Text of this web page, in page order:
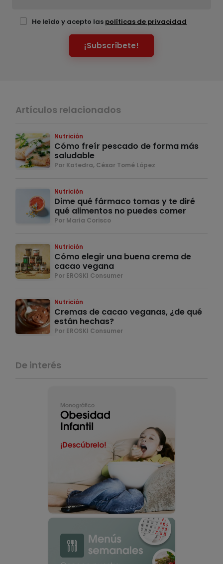
He leído y acepto las políticas de privacidad
¡Subscríbete!
Artículos relacionados
Nutrición
Cómo freír pescado de forma más
saludable
Por Katedra, César Tomé López
Nutrición
Dime qué fármaco tomas y te diré
qué alimentos no puedes comer
Por María Corisco
Nutrición
Cómo elegir una buena crema de
cacao vegana
Por EROSKI Consumer
Nutrición
Cremas de cacao veganas, ¿de qué
están hechas?
Por EROSKI Consumer
De interés